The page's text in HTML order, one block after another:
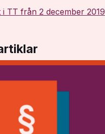
i TT från 2 december 2019